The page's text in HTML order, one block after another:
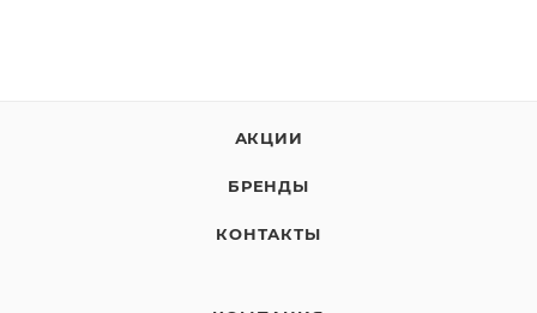
АКЦИИ
БРЕНДЫ
КОНТАКТЫ